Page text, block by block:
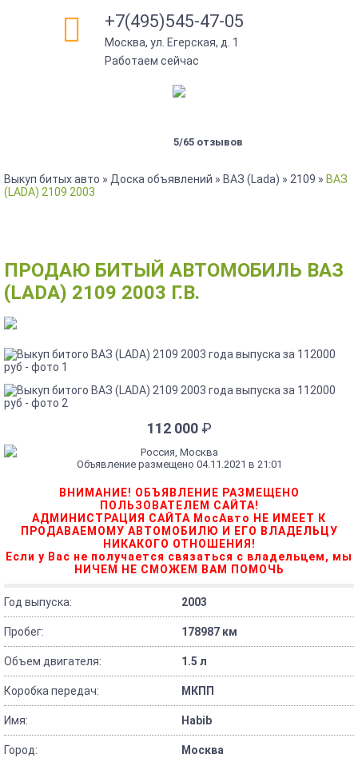
+7(495)545-47-05
Москва, ул. Егерская, д. 1
Работаем сейчас
5/65 отзывов
Выкуп битых авто » Доска объявлений » ВАЗ (Lada) » 2109 » ВАЗ
(LADA) 2109 2003
ПРОДАЮ БИТЫЙ АВТОМОБИЛЬ ВАЗ
(LADA) 2109 2003 Г.В.
112 000 ₽
Россия, Москва
Объявление размещено 04.11.2021 в 21:01
ВНИМАНИЕ! ОБЪЯВЛЕНИЕ РАЗМЕЩЕНО
ПОЛЬЗОВАТЕЛЕМ САЙТА!
АДМИНИСТРАЦИЯ САЙТА МосАвто НЕ ИМЕЕТ К
ПРОДАВАЕМОМУ АВТОМОБИЛЮ И ЕГО ВЛАДЕЛЬЦУ
НИКАКОГО ОТНОШЕНИЯ!
Если у Вас не получается связаться с владельцем, мы
НИЧЕМ НЕ СМОЖЕМ ВАМ ПОМОЧЬ
Год выпуска: 2003
Пробег: 178987 км
Объем двигателя: 1.5 л
Коробка передач: МКПП
Имя: Habib
Город: Москва